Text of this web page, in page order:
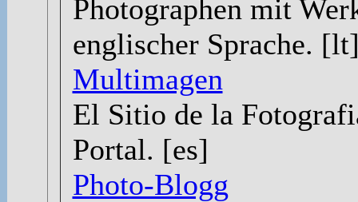
Photographen mit
englischer Sprache.
Multimagen
El Sitio de la
Portal. [es]
Photo-Blogg